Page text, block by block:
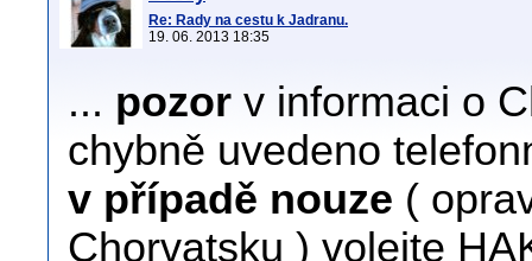
Re: Rady na cestu k Jadranu.
19. 06. 2013 18:35
... pozor v informaci o
chybně uvedeno
v případě nouze (
Chorvatsku ) volejte